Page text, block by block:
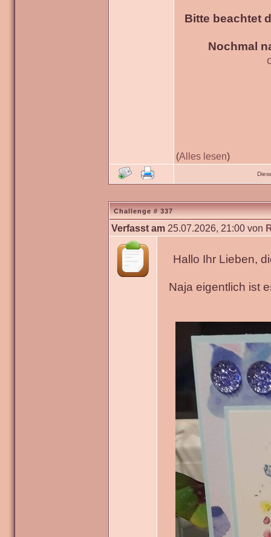
Bitte beachtet
Nochmal
(Alles lesen)
Challenge # 337
Verfasst am 25.07.2026, 21:00 von
Hallo Ihr Lieben,
Naja eigentlich ist